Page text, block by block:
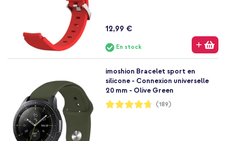
12,99 €
En stock
imoshion Bracelet sport en
silicone - Connexion universelle
20 mm - Olive Green
Notation:
94%
(189)